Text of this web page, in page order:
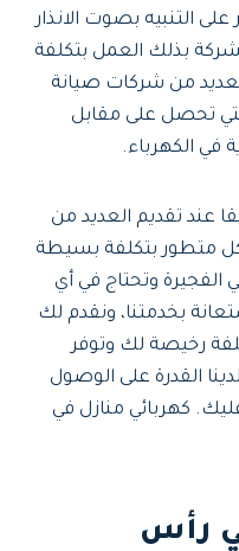
على التنبيه بصوت الانذار
بذلك العمل بتكلفة
من شركات صيانة
تحصل على مقابل
في الكهرباء.
عند تقديم العديد من
متطور بتكلفة بسيطة
الفجيرة وتحتاج في أي
بخدمتنا، ونقدم لك
رخيصة لك وتوفر
القدرة على الوصول
كهربائي منازل في
رأس